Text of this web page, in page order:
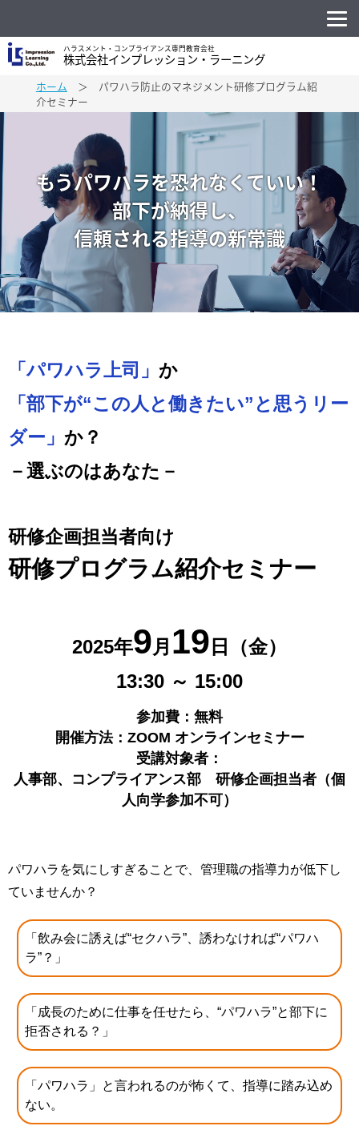
ハラスメント・コンプライアンス専門教育会社
株式会社インプレッション・ラーニング
ホーム ＞ パワハラ防止のマネジメント研修プログラム紹
介セミナー
もうパワハラを恐れなくていい！
部下が納得し、
信頼される指導の新常識
「パワハラ上司」 か
「部下が“この人と働きたい”と思うリー
ダー」 か？
－選ぶのはあなた－
研修企画担当者向け
研修プログラム紹介セミナー
2025年9月 19 日（金）
13:30 ～ 15:00
参加費：無料
開催方法：ZOOM オンラインセミナー
受講対象者：
人事部、コンプライアンス部 研修企画担当者（個
人向学参加不可）
パワハラを気にしすぎることで、管理職の指導力が低下し
ていませんか？
「飲み会に誘えば“セクハラ”、誘わなければ“パワハ
ラ”？」
「成長のために仕事を任せたら、“パワハラ”と部下に
拒否される？」
「パワハラ」と言われるのが怖くて、指導に踏み込め
ない。